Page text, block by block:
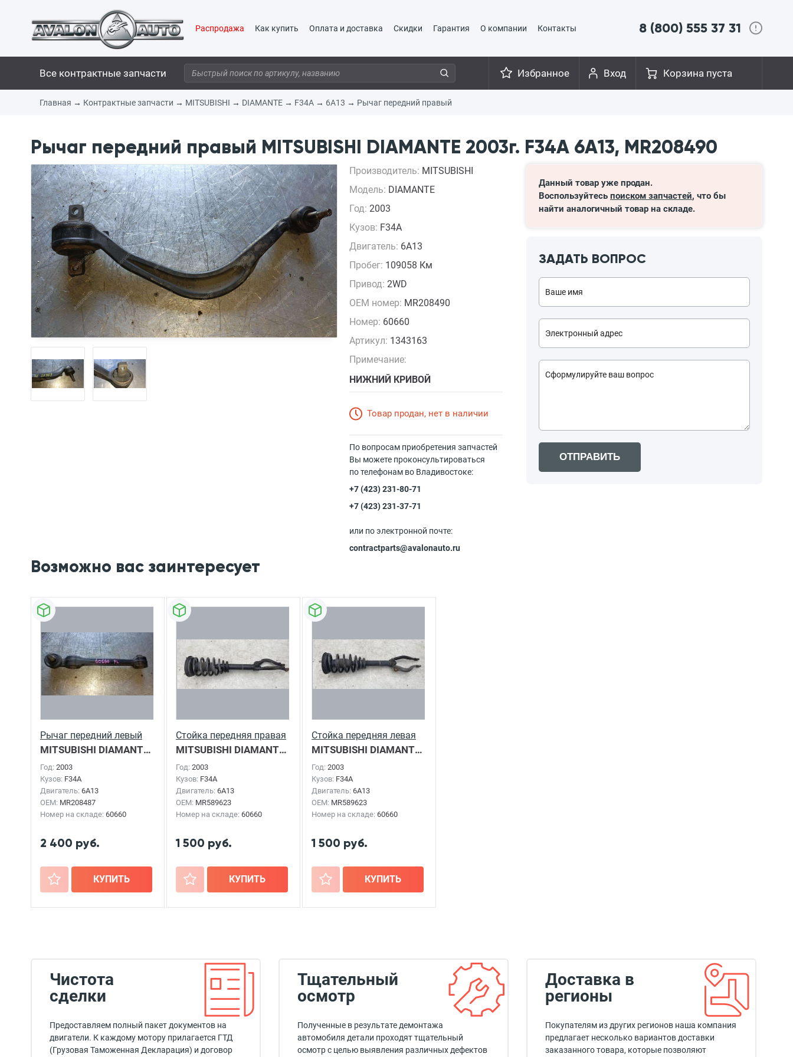
Распродажа Как купить Оплата и доставка Скидки Гарантия О компании Контакты 8 (800) 555 37 31
Все контрактные запчасти Корзина пуста
Вход
Избранное
Главная → Контрактные запчасти → MITSUBISHI → DIAMANTE → F34A → 6A13 → Рычаг передний правый
Рычаг передний правый MITSUBISHI DIAMANTE 2003г. F34A 6A13, MR208490
Производитель: MITSUBISHI
Модель: DIAMANTE
Год: 2003
Кузов: F34A
Двигатель: 6A13
Пробег: 109058 Км
Привод: 2WD
OEM номер: MR208490
Номер: 60660
Артикул: 1343163
Примечание:
НИЖНИЙ КРИВОЙ
Товар продан, нет в наличии
По вопросам приобретения запчастей
Вы можете проконсультироваться
по телефонам во Владивостоке:
+7 (423) 231-80-71
+7 (423) 231-37-71
или по электронной почте:
contractparts@avalonauto.ru
Данный товар уже продан.
Воспользуйтесь поиском запчастей, что бы
найти аналогичный товар на складе.
ЗАДАТЬ ВОПРОС
ОТПРАВИТЬ
Возможно вас заинтересует
Рычаг передний левый
MITSUBISHI DIAMANTE2003г.
Год: 2003
Кузов: F34A
Двигатель: 6A13
OEM: MR208487
Номер на складе: 60660
2 400 руб.
+ КУПИТЬ
Стойка передняя правая
MITSUBISHI DIAMANTE2003г.
Год: 2003
Кузов: F34A
Двигатель: 6A13
OEM: MR589623
Номер на складе: 60660
1 500 руб.
+ КУПИТЬ
Стойка передняя левая
MITSUBISHI DIAMANTE2003г.
Год: 2003
Кузов: F34A
Двигатель: 6A13
OEM: MR589623
Номер на складе: 60660
1 500 руб.
+ КУПИТЬ
Чистота
сделки
Предоставляем полный пакет документов на
двигатели. К каждому мотору прилагается ГТД
(Грузовая Таможенная Декларация) и договор
Тщательный
осмотр
Полученные в результате демонтажа
автомобиля детали проходят тщательный
осмотр с целью выявления различных дефектов
Доставка в
регионы
Покупателям из других регионов наша компания
предлагает несколько вариантов доставки
заказанного товара, которые позволяют